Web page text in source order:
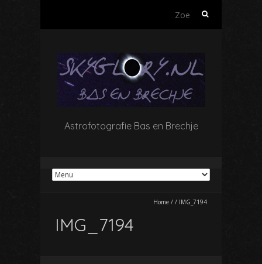
Zoeken
Astrofotografie Bas en Brechje
Home / / IMG_7194
IMG_7194